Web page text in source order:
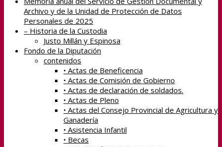
Archivo y de la Unidad de Protección de Datos
Personales de 2025
– Historia de la Custodia
Justo Millán y Espinosa
Fondo de la Diputación
contenidos
• Actas de Beneficencia
• Actas de Comisión de Gobierno
• Actas de declaración de soldados.
• Actas de Pleno
• Actas del Consejo Provincial de Agricultura y
Ganadería
• Asistencia Infantil
• Becas